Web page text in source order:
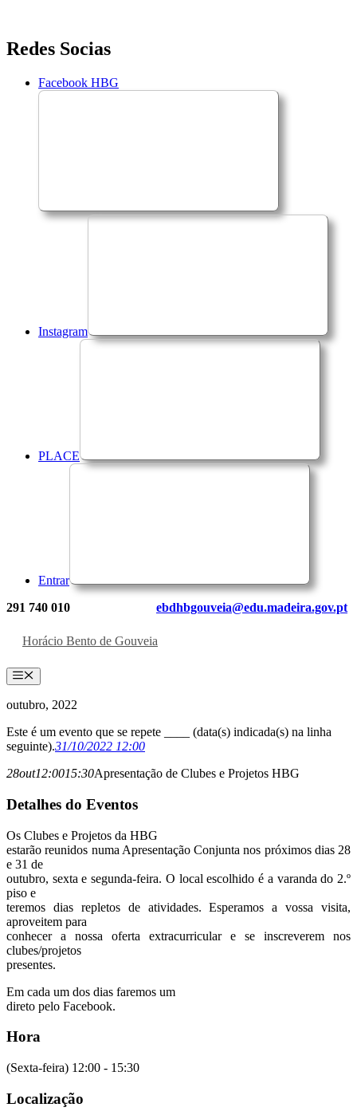
Saltar
para
conteúdo
Redes Socias
Facebook HBG
Instagram
PLACE
Entrar
291 740 010 ebdhbgouveia@edu.madeira.gov.pt
Horácio Bento de Gouveia
Menu
outubro, 2022
Este é um evento que se repete ____ (data(s) indicada(s) na linha
seguinte).31/10/2022 12:00
28out12:0015:30Apresentação de Clubes e Projetos HBG
Detalhes do Eventos
Os Clubes e Projetos da HBG
estarão reunidos numa Apresentação Conjunta nos próximos dias 28
e 31 de
outubro, sexta e segunda-feira. O local escolhido é a varanda do 2.º
piso e
teremos dias repletos de atividades. Esperamos a vossa visita,
aproveitem para
conhecer a nossa oferta extracurricular e se inscreverem nos
clubes/projetos
presentes.
Em cada um dos dias faremos um
direto pelo Facebook.
Hora
(Sexta-feira) 12:00 - 15:30
Localização